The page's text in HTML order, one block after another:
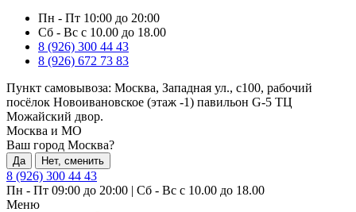
Пн - Пт 10:00 до 20:00
Сб - Вс с 10.00 до 18.00
8 (926) 300 44 43
8 (926) 672 73 83
Пункт самовывоза: Москва, Западная ул., с100, рабочий
посёлок Новоивановское (этаж -1) павильон G-5 ТЦ
Можайский двор.
Москва и МО
Ваш город Москва?
Да Нет, сменить
8 (926) 300 44 43
Пн - Пт 09:00 до 20:00 | Сб - Вс с 10.00 до 18.00
Меню